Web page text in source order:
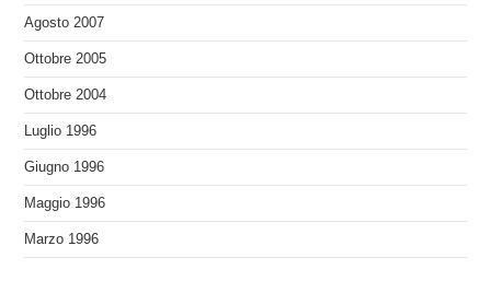
Agosto 2007
Ottobre 2005
Ottobre 2004
Luglio 1996
Giugno 1996
Maggio 1996
Marzo 1996